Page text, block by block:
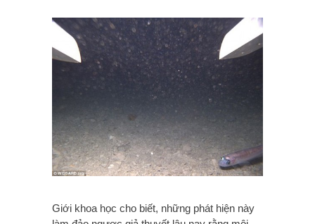
Giới khoa học cho biết, những phát hiện này